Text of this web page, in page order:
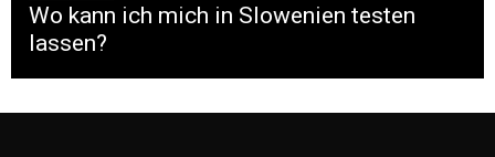
Wo kann ich mich in Slowenien testen
lassen?